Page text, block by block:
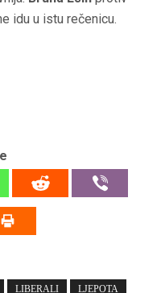
idu u istu rečenicu.
LIBERALI LJEPOTA